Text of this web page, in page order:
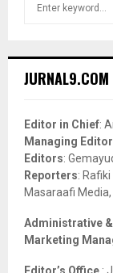
h
o
r
:
JURNAL9.COM
Editor in Chief:
Managing Editor
Editors:
Reporters:
Masaraafi
Administrative
Marketing